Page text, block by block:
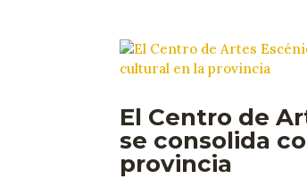
El Centro de
se consolida
provincia